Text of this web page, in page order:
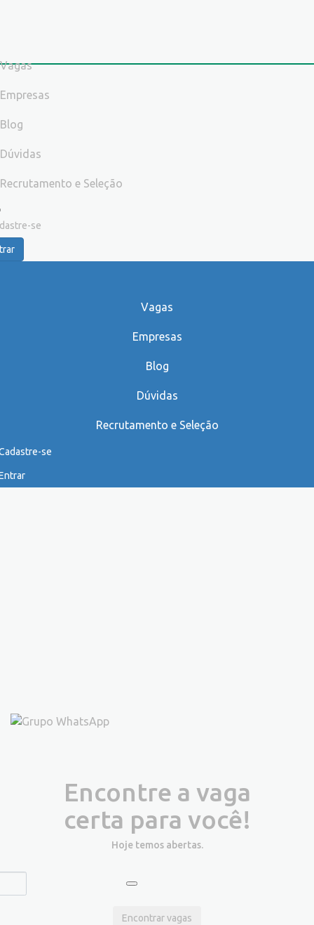
Vagas
Empresas
Blog
Dúvidas
Recrutamento e Seleção
se
Vagas
Empresas
Blog
Dúvidas
Recrutamento e Seleção
se
Encontre a vaga
certa para você!
Hoje temos abertas.
Encontrar vagas